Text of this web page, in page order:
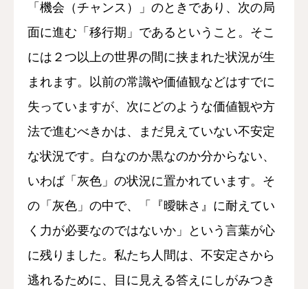
「機会（チャンス）」のときであり、次の局
面に進む「移行期」であるということ。そこ
には２つ以上の世界の間に挟まれた状況が生
まれます。以前の常識や価値観などはすでに
失っていますが、次にどのような価値観や方
法で進むべきかは、まだ見えていない不安定
な状況です。白なのか黒なのか分からない、
いわば「灰色」の状況に置かれています。そ
の「灰色」の中で、「『曖昧さ』に耐えてい
く力が必要なのではないか」という言葉が心
に残りました。私たち人間は、不安定さから
逃れるために、目に見える答えにしがみつき